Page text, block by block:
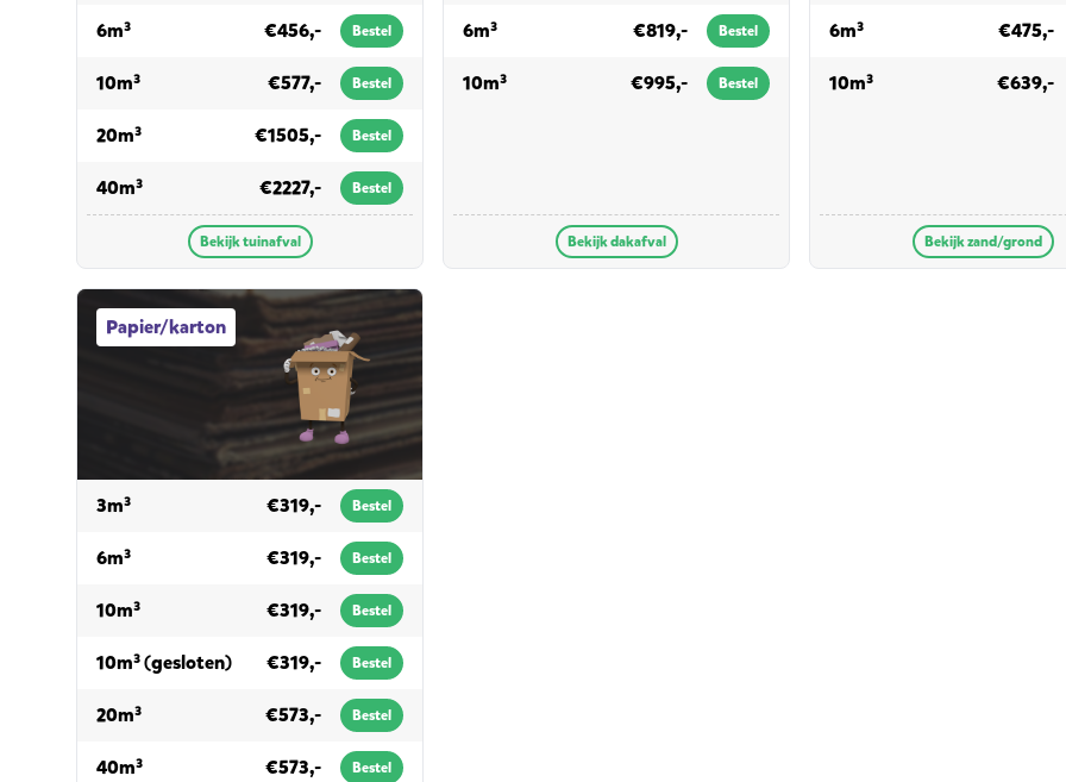
6m³voor tuinafval €456,- Bestel
10m³voor tuinafval €577,- Bestel
20m³voor tuinafval€1505,- Bestel
40m³voor tuinafval€2227,- Bestel
Bekijk tuinafval
6m³voor dakafval €819,- Bestel
10m³voor dakafval €995,- Bestel
Bekijk dakafval
6m³voor zand/grond€475,-
10m³voor zand/grond€639,-
Bekijk zand/grond
Papier/karton
Papier/karton afvalcontainers
3m³voor papier/karton€319,- Bestel
6m³voor papier/karton€319,- Bestel
10m³voor papier/karton
€319,- Bestel
10m³ (gesloten)voor papier/karton
€319,- Bestel
20m³voor papier/karton
€573,- Bestel
40m³voor papier/karton
€573,- Bestel